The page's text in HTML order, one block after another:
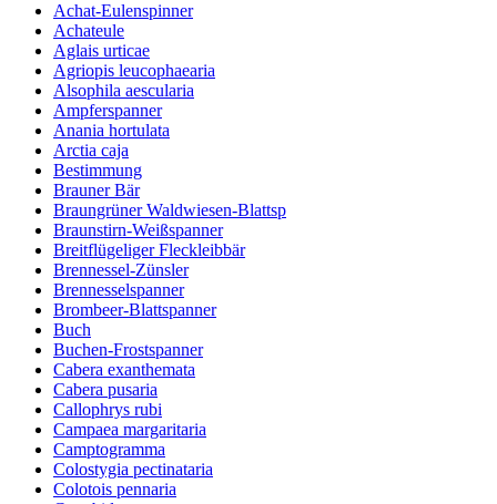
Achat-Eulenspinner
Achateule
Aglais urticae
Agriopis leucophaearia
Alsophila aescularia
Ampferspanner
Anania hortulata
Arctia caja
Bestimmung
Brauner Bär
Braungrüner Waldwiesen-Blattsp
Braunstirn-Weißspanner
Breitflügeliger Fleckleibbär
Brennessel-Zünsler
Brennesselspanner
Brombeer-Blattspanner
Buch
Buchen-Frostspanner
Cabera exanthemata
Cabera pusaria
Callophrys rubi
Campaea margaritaria
Camptogramma
Colostygia pectinataria
Colotois pennaria